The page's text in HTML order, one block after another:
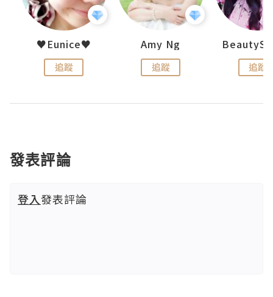
♥Eunice♥
追蹤
Amy Ng
追蹤 追蹤
發表評論
登入發表評論